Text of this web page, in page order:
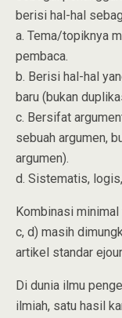
berisi hal-hal
a. Tema/topiknya
pembaca.
b. Berisi hal-hal
baru (bukan
c. Bersifat
sebuah argumen,
argumen).
d. Sistematis,
Kombinasi
c, d) masih
artikel standar
Di dunia ilmu
ilmiah, satu hasil